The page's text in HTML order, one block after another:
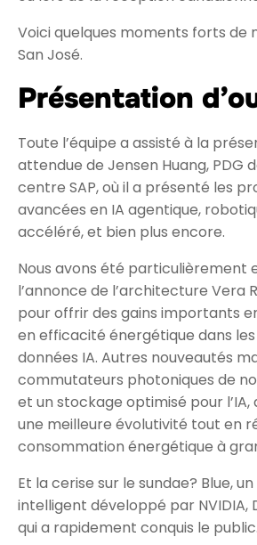
Voici quelques moments forts de
San José.
Présentation
Toute l’équipe a assisté à la
attendue de Jensen Huang, PDG
centre SAP, où il a présenté les
avancées en IA agentique,
accéléré, et bien plus encore.
Nous avons été particulièrement
l’annonce de l’architecture Vera
pour offrir des gains importants
en efficacité énergétique dans
données IA. Autres nouveautés
commutateurs photoniques de
et un stockage optimisé pour
une meilleure évolutivité tout en
consommation énergétique à
Et la cerise sur le sundae? Blue,
intelligent développé par NVIDIA,
qui a rapidement conquis le public.